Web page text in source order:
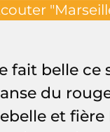
fait belle ce
du
et fière